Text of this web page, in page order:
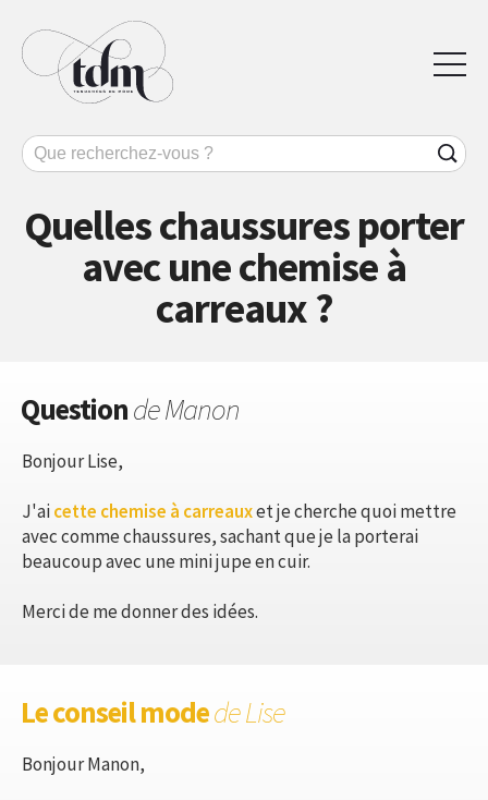
Quelles chaussures porter
avec une chemise à
carreaux ?
Questionde Manon
Bonjour Lise,
J'aicette chemise à carreauxet je cherche quoi mettre
avec comme chaussures, sachant que je la porterai
beaucoup avec une mini jupe en cuir.
Merci de me donner des idées.
Le conseil modede Lise
Bonjour Manon,